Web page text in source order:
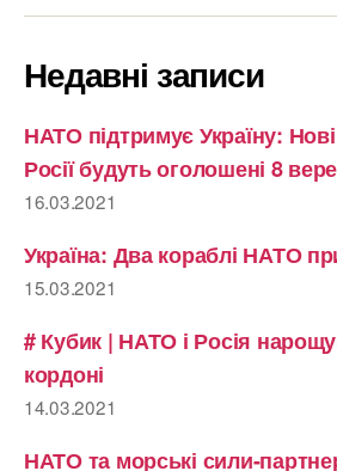
Недавні записи
НАТО підтримує Україну: Нові
Росії будуть оголошені 8
16.03.2021
Україна: Два кораблі НАТО
15.03.2021
# Кубик | НАТО і Росія
кордоні
14.03.2021
НАТО та морські сили-